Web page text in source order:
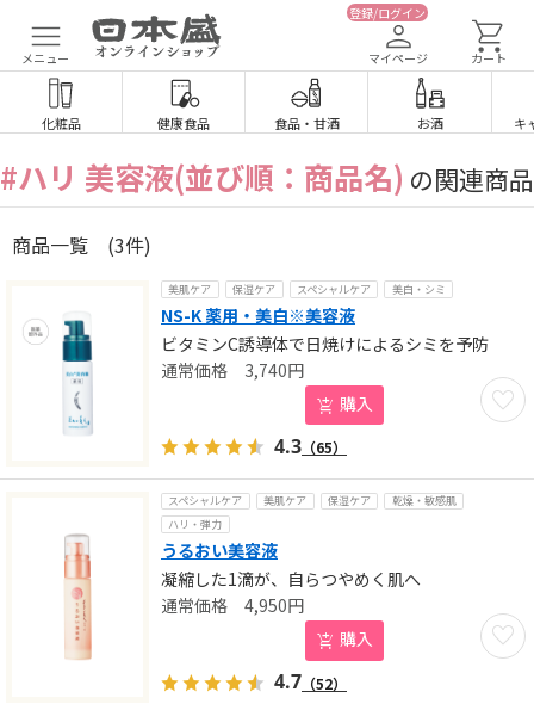
メニュー
登録/ログイン
マイページ カート
化粧品 健康食品 食品・ 甘酒 お酒 キ
#ハリ 美容液(並び順：商品名) の関連商品
商品一覧 (3件)
美肌ケア 保湿ケア スペシャルケア 美白・シミ
NS-K 薬用・美白※美容液
ビタミンC誘導体で日焼けによるシミを予防
お気
3,740円
購入
4.3 （65）
スペシャルケア 美肌ケア 保湿ケア
乾燥・敏感肌
ハリ・弾力
うるおい美容液
凝縮した1滴が、自らつやめく肌へ
お気
4,950円
購入
4.7 （52）